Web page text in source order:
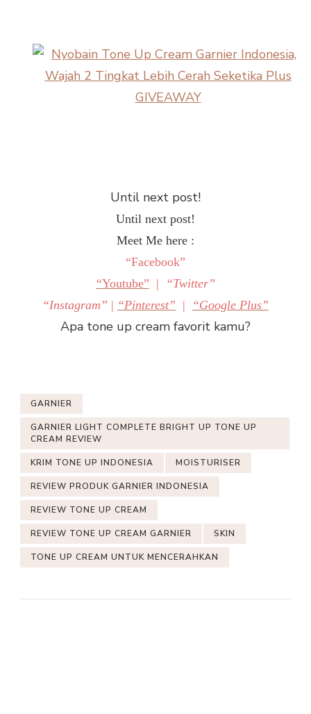
Until next post!
Until next post!
Meet Me here :
“Facebook”
“Youtube” |
“Twitter”
“Instagram” | “Pinterest” | “Google Plus”
Apa tone up cream favorit kamu?
GARNIER
GARNIER LIGHT COMPLETE BRIGHT UP TONE UP
CREAM REVIEW
KRIM TONE UP INDONESIA MOISTURISER
REVIEW PRODUK GARNIER INDONESIA
REVIEW TONE UP CREAM
REVIEW TONE UP CREAM GARNIER SKIN
TONE UP CREAM UNTUK MENCERAHKAN